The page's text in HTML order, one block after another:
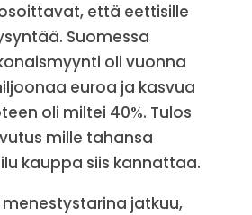
että eettisille
Suomessa
oli vuonna
euroa ja kasvua
oli miltei 40%. Tulos
mille tahansa
kauppa siis kannattaa.
menestystarina jatkuu,